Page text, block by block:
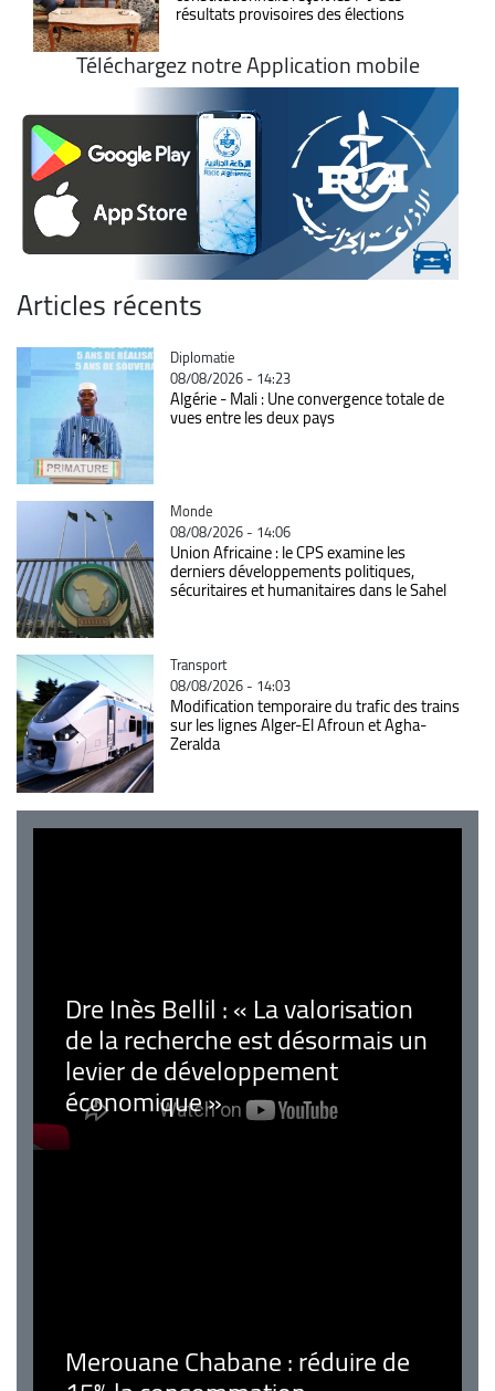
résultats provisoires des élections
Téléchargez notre Application mobile
Articles récents
Catégorie
Diplomatie
08/08/2026 - 14:23
Algérie - Mali : Une convergence totale de
vues entre les deux pays
Catégorie
Monde
08/08/2026 - 14:06
Union Africaine : le CPS examine les
derniers développements politiques,
sécuritaires et humanitaires dans le Sahel
Catégorie
Transport
08/08/2026 - 14:03
Modification temporaire du trafic des trains
sur les lignes Alger-El Afroun et Agha-
Zeralda
Dre Inès Bellil : « La valorisation
de la recherche est désormais un
levier de développement
économique »
Merouane Chabane : réduire de